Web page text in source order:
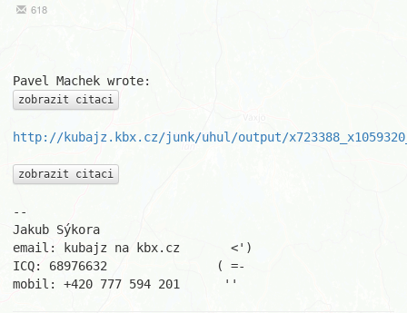
618
zobrazit citaci
http://kubajz.kbx.cz/junk/uhul/output/
zobrazit citaci
--
Jakub Sýkora
email: kubajz na kbx.cz       <')
ICQ: 68976632               ( =-
mobil: +420 777 594 201      ''